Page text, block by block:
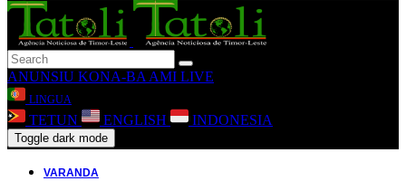
ANUNSIU KONA-BA AMI LIVE
LINGUA
TETUN ENGLISH INDONESIA
Toggle dark mode
VARANDA